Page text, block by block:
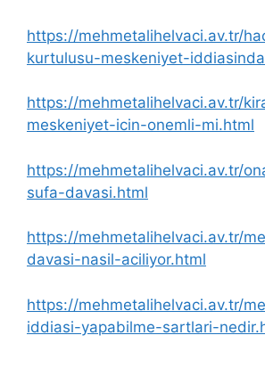
https://mehmetalihelvaci.av.tr/
kurtulusu-meskeniyet-
https://mehmetalihelvaci.av.tr/
meskeniyet-icin-onemli-mi.html
https://mehmetalihelvaci.av.tr/
sufa-davasi.html
https://mehmetalihelvaci.av.tr/
davasi-nasil-aciliyor.html
https://mehmetalihelvaci.av.tr/
iddiasi-yapabilme-sartlari-